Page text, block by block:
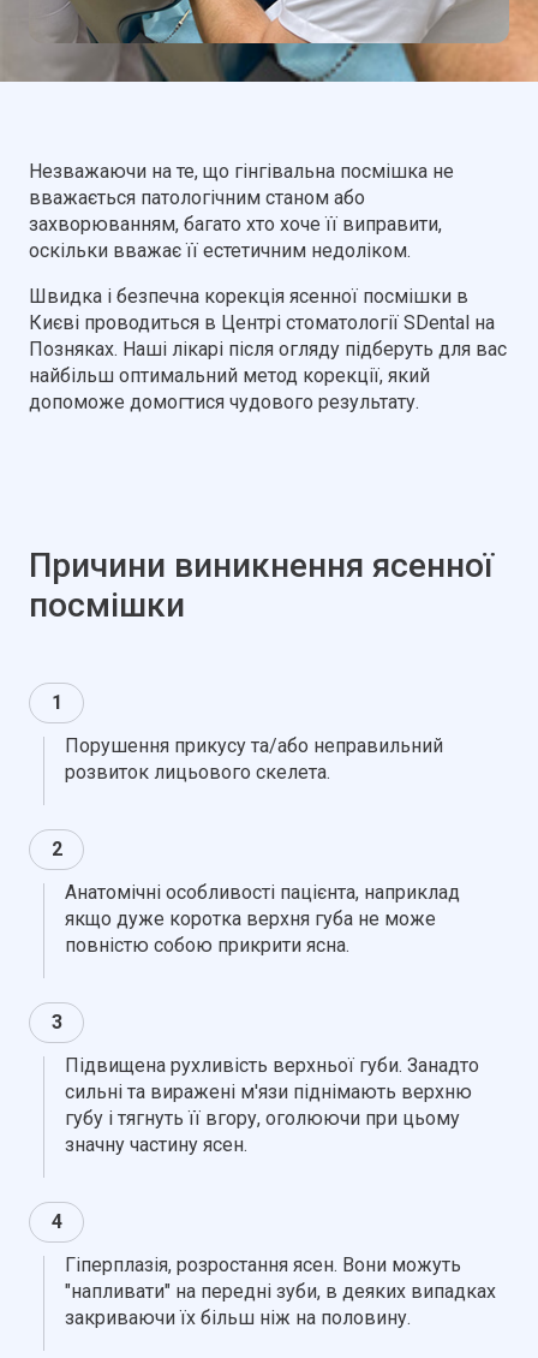
Незважаючи на те, що гінгівальна посмішка не
вважається патологічним станом або
захворюванням, багато хто хоче її виправити,
оскільки вважає її естетичним недоліком.
Швидка і безпечна корекція ясенної посмішки в
Києві проводиться в Центрі стоматології SDental на
Позняках. Наші лікарі після огляду підберуть для вас
найбільш оптимальний метод корекції, який
допоможе домогтися чудового результату.
Причини виникнення ясенної
посмішки
1
Порушення прикусу та/або неправильний
розвиток лицьового скелета.
2
Анатомічні особливості пацієнта, наприклад
якщо дуже коротка верхня губа не може
повністю собою прикрити ясна.
3
Підвищена рухливість верхньої губи. Занадто
сильні та виражені м'язи піднімають верхню
губу і тягнуть її вгору, оголюючи при цьому
значну частину ясен.
4
Гіперплазія, розростання ясен. Вони можуть
"напливати" на передні зуби, в деяких випадках
закриваючи їх більш ніж на половину.